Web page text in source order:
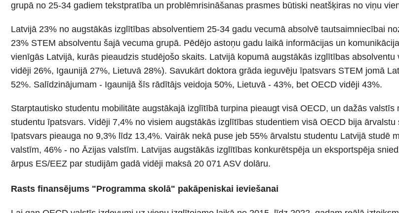
grupā no 25-34 gadiem tekstpratība un problēmrisināšanas prasmes būtiski neatšķiras no viņu
Latvijā 23% no augstākās izglītības absolventiem 25-34 gadu vecumā absolvē tautsaimniecībai
23% STEM absolventu šajā vecuma grupā. Pēdējo astoņu gadu laikā informācijas un
vienīgās Latvijā, kurās pieaudzis studējošo skaits. Latvijā kopumā augstākās izglītības
vidēji 26%, Igaunijā 27%, Lietuvā 28%). Savukārt doktora grāda ieguvēju īpatsvars STEM jomā
52%. Salīdzinājumam - Igaunijā šīs rādītājs veidoja 50%, Lietuvā - 43%, bet OECD vidēji 43%.
Starptautisko studentu mobilitāte augstākajā izglītībā turpina pieaugt visā OECD, un dažās
studentu īpatsvars. Vidēji 7,4% no visiem augstākās izglītības studentiem visā OECD bija
īpatsvars pieauga no 9,3% līdz 13,4%. Vairāk nekā puse jeb 55% ārvalstu studentu Latvijā studē
valstīm, 46% - no Āzijas valstīm. Latvijas augstākās izglītības konkurētspēja un eksportspēja
ārpus ES/EEZ par studijām gadā vidēji maksā 20 071 ASV dolāru.
Rasts finansējums "Programma skolā" pakāpeniskai ieviešanai